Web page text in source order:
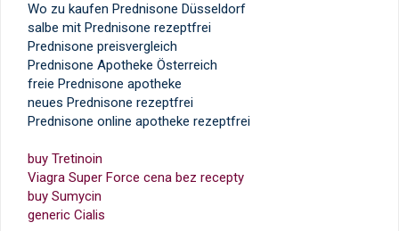
Wo zu kaufen Prednisone Düsseldorf
salbe mit Prednisone rezeptfrei
Prednisone preisvergleich
Prednisone Apotheke Österreich
freie Prednisone apotheke
neues Prednisone rezeptfrei
Prednisone online apotheke rezeptfrei
buy Tretinoin
Viagra Super Force cena bez recepty
buy Sumycin
generic Cialis